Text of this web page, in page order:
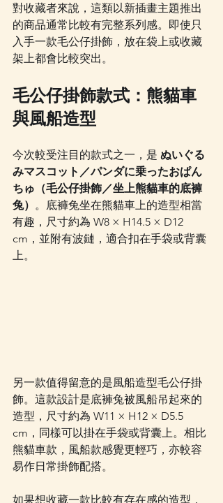
對收藏者來說，這類以新插畫主題推出
的商品通常比較有完整系列感。即使只
入手一款毛公仔掛飾，放在袋上或收藏
架上都會比較突出。
毛公仔掛飾款式：熊貓車
與風船造型
今次較受注目的款式之一，是 ぬいぐる
みマスコット／パンダに乗ったおぱん
ちゅ（毛公仔掛飾／坐上熊貓車的底褲
兔） 。底褲兔坐在熊貓車上的造型相當
有趣，尺寸約為 W8 × H14.5 × D12
cm，並附有波鏈，適合扣在手袋或背囊
上。
另一款值得留意的是風船造型毛公仔掛
飾。這款設計是底褲兔被風船吊起來的
造型，尺寸約為 W11 × H12 × D5.5
cm，同樣可以掛在手袋或背囊上。相比
熊貓車款，風船款感覺更輕巧，亦較容
易作日常掛飾配搭。
如果想收藏一款比較有存在感的造型，